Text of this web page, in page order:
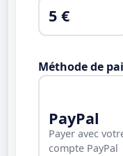
5 €
Méthode de
PayPal
Payer avec
compte PayPal